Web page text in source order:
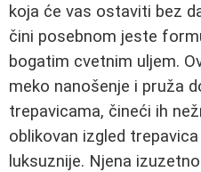
koja će vas ostaviti bez
čini posebnom jeste
bogatim cvetnim uljem.
meko nanošenje i pruža
trepavicama, čineći ih
oblikovan izgled
luksuznije. Njena